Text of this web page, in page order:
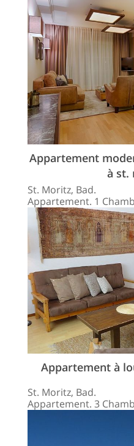
Appartement
à st.
St. Moritz, Bad.
Appartement. 1
Appartement à
St. Moritz, Bad.
Appartement. 3